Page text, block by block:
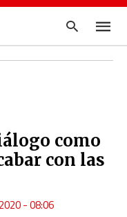
y
pulsa
en
como
con las
- 08:06